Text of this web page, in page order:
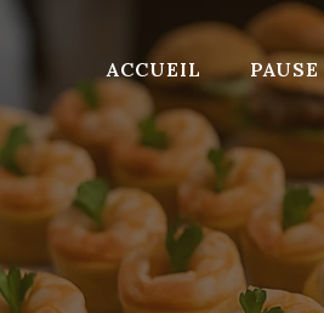
ACCUEIL